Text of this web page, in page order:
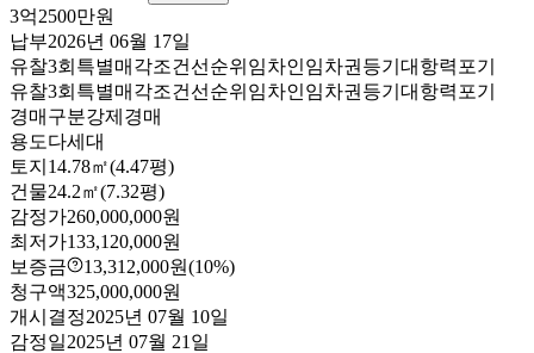
3억2500만원
납부2026년 06월 17일
유찰3회 특별매각조건 선순위임차인임차권등기 대항력포기
유찰3회 특별매각조건 선순위임차인임차권등기 대항력포기
경매구분강제경매
용도다세대
토지 14.78㎡(4.47평)
건물24.2㎡(7.32평)
감정가260,000,000원
최저가133,120,000원
보증금
13,312,000원(10%)
청구액325,000,000원
개시결정2025년 07월 10일
감정일2025년 07월 21일